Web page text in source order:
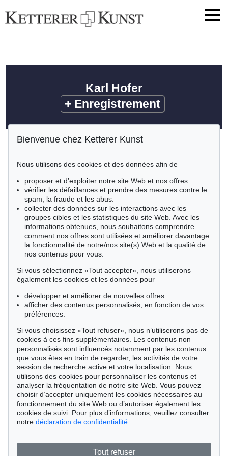
Karl Hofer
+ Enregistrement
Vente 540 - lot 22
Karl Hofer
Die Geschwister, 1927
Résultat:€ 127,000
Bienvenue chez Ketterer Kunst
Nous utilisons des cookies et des données afin de
proposer et d’exploiter notre site Web et nos offres.
vérifier les défaillances et prendre des mesures contre le
spam, la fraude et les abus.
collecter des données sur les interactions avec les
groupes cibles et les statistiques du site Web. Avec les
informations obtenues, nous souhaitons comprendre
comment nos offres sont utilisées et améliorer davantage
la fonctionnalité de notre/nos site(s) Web et la qualité de
nos contenus pour vous.
Si vous sélectionnez «Tout accepter», nous utiliserons
également les cookies et les données pour
développer et améliorer de nouvelles offres.
afficher des contenus personnalisés, en fonction de vos
préférences.
Si vous choisissez «Tout refuser», nous n’utiliserons pas de
cookies à ces fins supplémentaires. Les contenus non
personnalisés sont influencés notamment par les contenus
que vous êtes en train de regarder, les activités de votre
session de recherche active et votre localisation. Nous
utilisons des cookies pour personnaliser les contenus et
analyser la fréquentation de notre site Web. Vous pouvez
choisir d’accepter uniquement les cookies nécessaires au
fonctionnement du site Web ou d’autoriser également les
cookies de suivi. Pour plus d’informations, veuillez consulter
notre déclaration de confidentialité
Tout refuser